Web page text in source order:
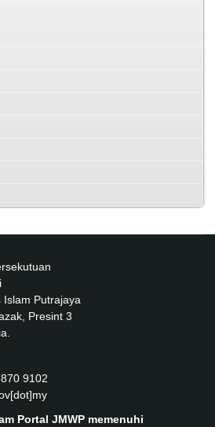
Islam Putrajaya
Presint 3
9102
Portal JMWP memenuhi